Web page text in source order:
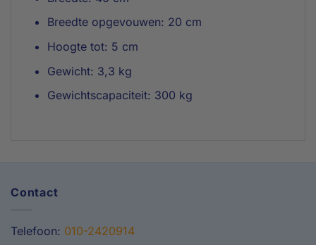
Breedte opgevouwen: 20 cm
Hoogte tot: 5 cm
Gewicht: 3,3 kg
Gewichtscapaciteit: 300 kg
Contact
Telefoon: 010-2420914